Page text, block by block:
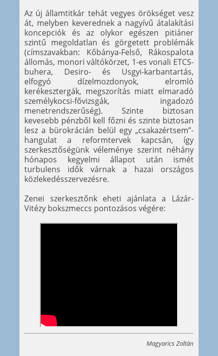
Az új államtitkár tehát vegyes örökséget vesz
át, melyben keverednek a nagyívű átalakítási
koncepciók és az olykor egészen pitiáner
szintű megoldatlan és görgetett problémák
(címszavakban: Kőbánya-Felső, Rákospalota
állomás, monori váltókörzet, 1-es vonali ETCS-
buhera, Desiro- és Usgyi-karbantartás,
elfogyó dízelmozdonyok, elromló
kerékesztergák, megszorítás miatt elmaradó
személykocsi-fővizsgák, ingadozó
menetrendszerűség). Szinte biztosan
kevesebb pénzből kell főzni és szinte biztosan
lesz a bürokrácián belül egy „csakazértsem”-
hangulat a reformtervek kapcsán, így
szerkesztőségünk véleménye szerint néhány
hónapos kegyelmi állapot után ismét
turbulens idők várnak a hazai országos
közlekedésszervezésre.
Zenei szerkesztőnk eheti ajánlata a Lázár-
Vitézy bokszmeccs pontozásos végére:
Magyarics Zoltán